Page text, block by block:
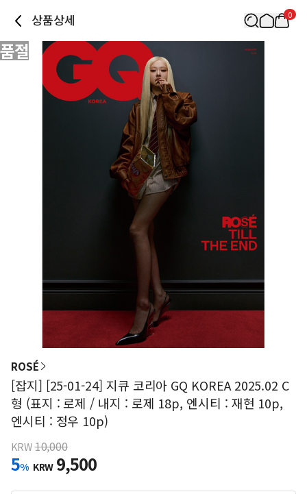
상품상세 0
품절
ROSÉ
[잡지] [25-01-24] 지큐 코리아 GQ KOREA 2025.02 C
형 (표지 : 로제 / 내지 : 로제 18p, 엔시티 : 재현 10p,
엔시티 : 정우 10p)
KRW 10,000
5% KRW 9,500